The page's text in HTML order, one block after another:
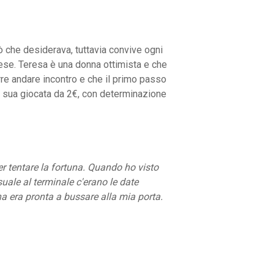
che desiderava, tuttavia convive ogni
Teresa è una donna ottimista e che
andare incontro e che il primo passo
giocata da 2€, con determinazione
tentare la fortuna. Quando ho visto
al terminale c'erano le date
era pronta a bussare alla mia porta.